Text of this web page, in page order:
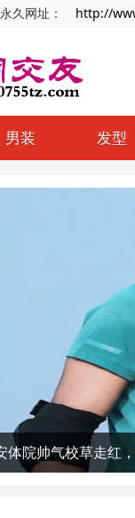
永久网址： http://
男装 发型
韩国飞行员，有颜